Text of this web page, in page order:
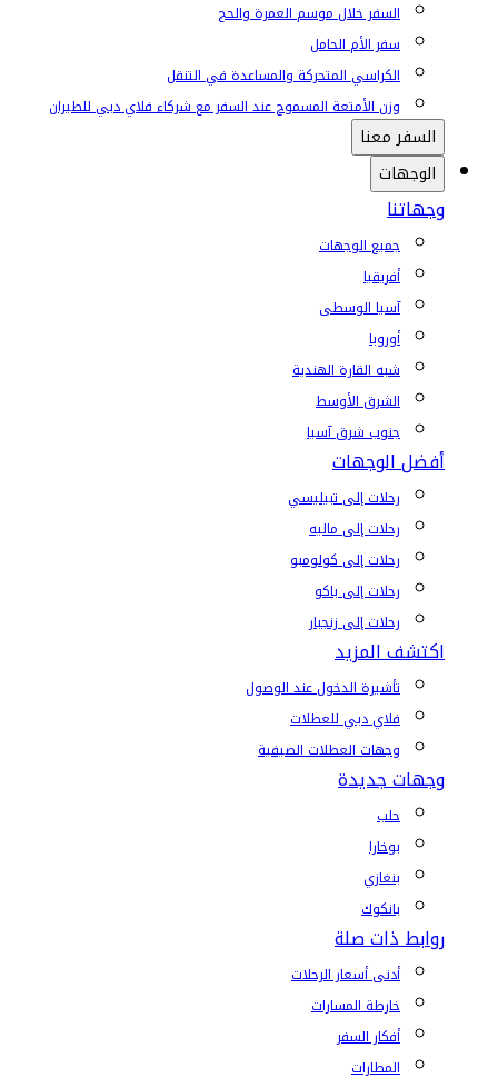
السفر خلال موسم العمرة والحج
سفر الأم الحامل
الكراسي المتحركة والمساعدة في التنقل
وزن الأمتعة المسموح عند السفر مع شركاء فلاي دبي للطيران
السفر معنا
الوجهات
وجهاتنا
جميع الوجهات
أفريقيا
آسيا الوسطى
أوروبا
شبه القارة الهندية
الشرق الأوسط
جنوب شرق آسيا
أفضل الوجهات
رحلات إلى تبيليسي
رحلات إلى ماليه
رحلات إلى كولومبو
رحلات إلى باكو
رحلات إلى زنجبار
اكتشف المزيد
تأشيرة الدخول عند الوصول
فلاي دبي للعطلات
وجهات العطلات الصيفية
وجهات جديدة
حلب
بوخارا
بنغازي
بانكوك
روابط ذات صلة
أدنى أسعار الرحلات
خارطة المسارات
أفكار السفر
المطارات